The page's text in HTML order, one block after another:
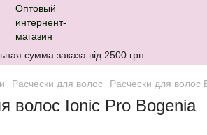
сумма заказа від 2500 грн
Расчески для волос Расчески для волос
волос Ionic Pro Bogenia